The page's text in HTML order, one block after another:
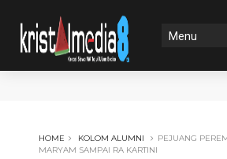
HOME KOLOM ALUMNI
PEJUANG
MARYAM SAMPAI RA KARTINI